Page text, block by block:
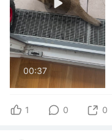
00:37
1 0 0